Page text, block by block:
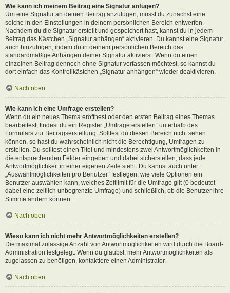
Wie kann ich meinem Beitrag eine Signatur anfügen?
Um eine Signatur an deinen Beitrag anzufügen, musst du zunächst eine
solche in den Einstellungen in deinem persönlichen Bereich entwerfen.
Nachdem du die Signatur erstellt und gespeichert hast, kannst du in jedem
Beitrag das Kästchen „Signatur anhängen“ aktivieren. Du kannst eine Signatur
auch hinzufügen, indem du in deinem persönlichen Bereich das
standardmäßige Anhängen deiner Signatur aktivierst. Wenn du einen
einzelnen Beitrag dennoch ohne Signatur verfassen möchtest, so kannst du
dort einfach das Kontrollkästchen „Signatur anhängen“ wieder deaktivieren.
Nach oben
Wie kann ich eine Umfrage erstellen?
Wenn du ein neues Thema eröffnest oder den ersten Beitrag eines Themas
bearbeitest, findest du ein Register „Umfrage erstellen“ unterhalb des
Formulars zur Beitragserstellung. Solltest du diesen Bereich nicht sehen
können, so hast du wahrscheinlich nicht die Berechtigung, Umfragen zu
erstellen. Du solltest einen Titel und mindestens zwei Antwortmöglichkeiten in
die entsprechenden Felder eingeben und dabei sicherstellen, dass jede
Antwortmöglichkeit in einer eigenen Zeile steht. Du kannst auch unter
„Auswahlmöglichkeiten pro Benutzer“ festlegen, wie viele Optionen ein
Benutzer auswählen kann, welches Zeitlimit für die Umfrage gilt (0 bedeutet
dabei eine zeitlich unbegrenzte Umfrage) und schließlich, ob die Benutzer ihre
Stimme ändern können.
Nach oben
Wieso kann ich nicht mehr Antwortmöglichkeiten erstellen?
Die maximal zulässige Anzahl von Antwortmöglichkeiten wird durch die Board-
Administration festgelegt. Wenn du glaubst, mehr Antwortmöglichkeiten als
zugelassen zu benötigen, kontaktiere einen Administrator.
Nach oben